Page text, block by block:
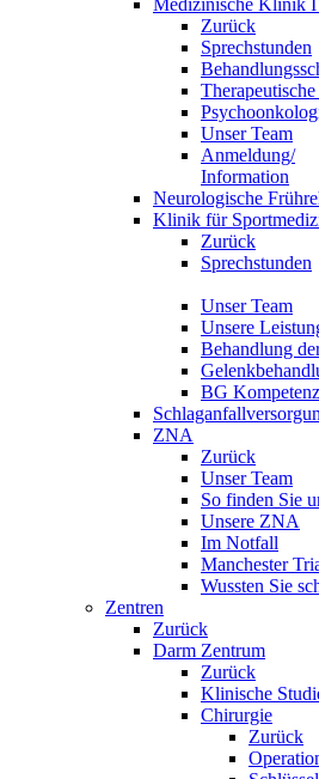
Medizinische Klinik
Zurück
Sprechstunden
Unser Team
Anmeldung/
Information
Neurologische
Klinik für
Zurück
Sprechstunden
Unser Team
Unsere
Behandlung
BG
ZNA
Zurück
Unser Team
So finden Sie
Unsere ZNA
Im Notfall
Manchester
Wussten Sie
Zentren
Zurück
Darm Zentrum
Zurück
Klinische
Chirurgie
Zurück